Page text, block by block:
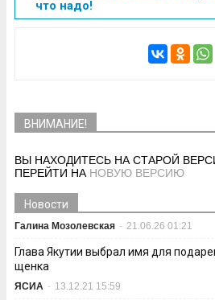
что надо!
ВНИМАНИЕ!
ВЫ НАХОДИТЕСЬ НА СТАРОЙ
ПЕРЕЙТИ НА НОВУЮ ВЕРСИЮ
Новости
Галина Мозолевская - 21.06.26 01:21
Глава Якутии выбрал имя для
щенка
ЯСИА - 13.12.21 15:59